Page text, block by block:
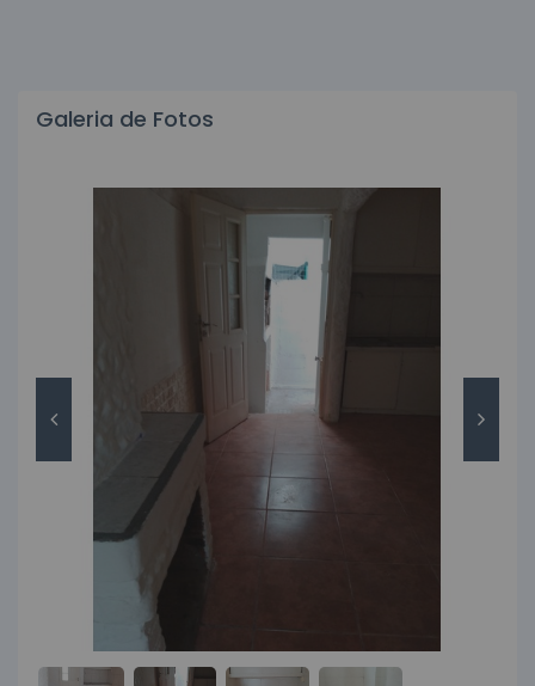
Galeria de Fotos